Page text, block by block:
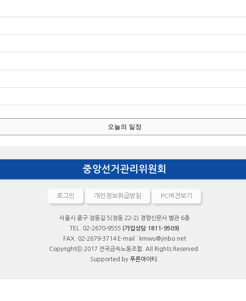
오늘의 일정
중앙선거관리위원회
로그인 개인정보취급방침 PC버전보기
서울시 중구 정동길 5(정동 22-2) 경향신문사 별관 6층
TEL. 02-2670-9555 (가입상담 1811-9509)
FAX. 02-2679-3714 E-mail : kmwu@jinbo.net
Copyrightⓒ 2017 전국금속노동조합. All Rights Reserved.
Supported by 푸른아이티.